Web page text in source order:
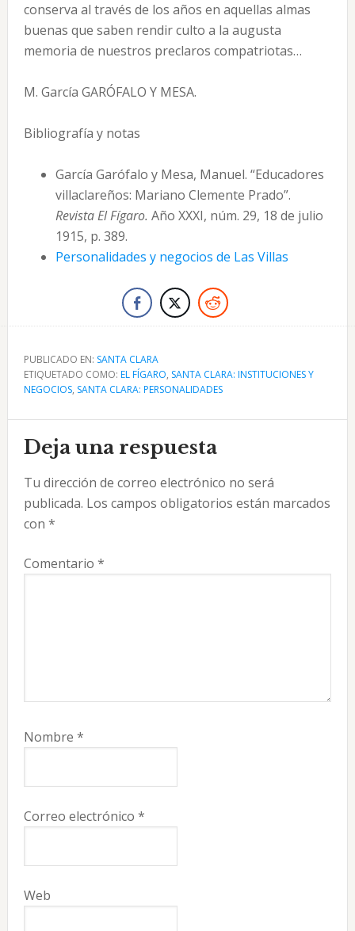
conserva al través de los años en aquellas almas
buenas que saben rendir culto a la augusta
memoria de nuestros preclaros compatriotas…
M. García GARÓFALO Y MESA.
Bibliografía y notas
García Garófalo y Mesa, Manuel. “Educadores
villaclareños: Mariano Clemente Prado”.
Revista El Fígaro. Año XXXI, núm. 29, 18 de julio
1915, p. 389.
Personalidades y negocios de Las Villas
PUBLICADO EN: SANTA CLARA
ETIQUETADO COMO: EL FÍGARO, SANTA CLARA: INSTITUCIONES Y
NEGOCIOS, SANTA CLARA: PERSONALIDADES
Interacciones
con
los
lectores
Deja una respuesta
Tu dirección de correo electrónico no será
publicada. Los campos obligatorios están marcados
con *
Comentario *
Nombre *
Correo electrónico *
Web